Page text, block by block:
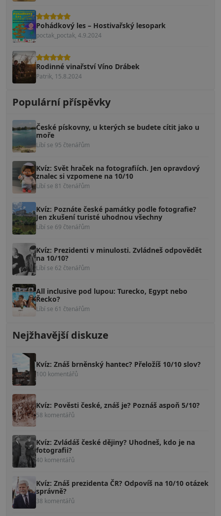
Pohádkový les – Hostivařský lesopark
poctak_poctak, 4.9.2024
Rodinné vinařství Víno Drábek
Patrik, 15.8.2024
Populární příspěvky
České pískovny, u kterých se budete cítit jako u
moře
Líbí se 95 čtenářům
Kvíz: Svět hraček na fotografiích. Jen opravdový
znalec si vzpomene na 10/10
Líbí se 81 čtenářům
Kvíz: Poznáte české památky podle fotografie?
Jen zkušení turisté uhodnou všechny
Líbí se 69 čtenářům
Kvíz: Prezidenti v minulosti. Zvládneš odpovědět
na 10/10?
Líbí se 62 čtenářům
All inclusive pod lupou: Turecko, Egypt nebo
Řecko?
Líbí se 61 čtenářům
Nejžhavější diskuze
Kvíz: Znáš brněnský hantec? Přeložíš 10/10 slov?
100 komentářů
Kvíz: Pověsti české, znáš je? Poznáš aspoň 5/10?
58 komentářů
Kvíz: Zvládáš české dějiny? Uhodneš, kdo je na
fotografii?
40 komentářů
Kvíz: Znáš prezidenta ČR? Odpovíš na 10/10 otázek
správně?
38 komentářů